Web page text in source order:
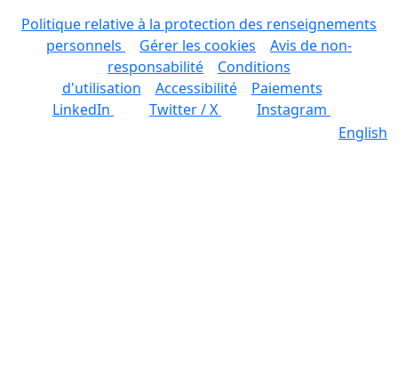
Politique relative à la protection des renseignements
personnels
Gérer les cookies
Avis de non-
responsabilité
Conditions
d'utilisation
Accessibilité
Paiements
LinkedIn
Twitter / X
Instagram
English